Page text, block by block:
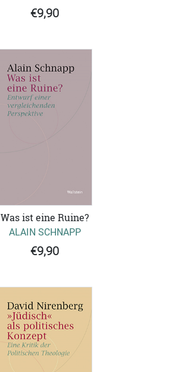
€9,90
Was ist eine Ruine?
ALAIN SCHNAPP
€9,90